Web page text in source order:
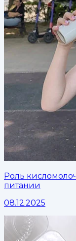
Роль
питании
08.12.2025